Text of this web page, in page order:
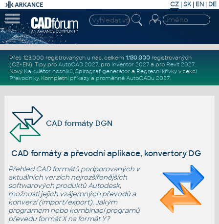
CZ | SK| EN | DE
Přes 123.000 registrovaných u nás, celkem 1.130.000registrovaných
(CZ+EN). Tipy pro AutoCAD 2027, pro Inventor 2027a pro Revit 2027.
Nový Kalkulátor nosníků, Spirograf generátor a Regresní křivkyv sekci
Převodníky. Kompletní příkazya proměnné AutoCADu 2027.
CAD formáty DGN
CAD formáty a převodní aplikace, konvertory DGN
Přehled CAD formátů podporovaných v
aktuálních verzích nejrozšířenějších
softwarových produktů Autodesk,
možnosti jejich vzájemných převodů a
konverzí (import/export). Jakým
programem nebo kombinací programů
převedu formát X na formát Y?